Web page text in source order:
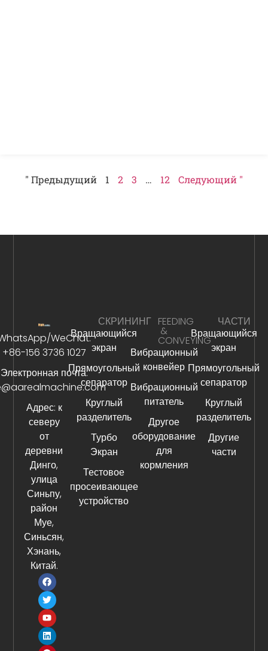
" Предыдущий 1 2 3 … 12 Следующий "
WeChat:
+86-156 3736 1027
Электронная почта:
Адрес: к
северу
от
деревни
Динго,
улица
Синьпу,
район
Муе,
Синьсян,
Хэнань,
Китай.
СКРИНИНГ
Вращающийся
экран
Прямоугольный
сепаратор
Круглый
разделитель
Турбо
Экран
Тестовое
просеивающее
устройство
FEEDING
&
CONVEYING
Вибрационный
конвейер
Вибрационный
питатель
Другое
оборудование
для
кормления
ЧАСТИ
Вращающийся
экран
Прямоугольный
сепаратор
Круглый
разделитель
Другие
части